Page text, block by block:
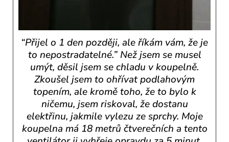
“Přijel o 1 den později, ale říkám vám, že je
to nepostradatelné.” Než jsem se musel
umýt, děsil jsem se chladu v koupelně.
Zkoušel jsem to ohřívat podlahovým
topením, ale kromě toho, že to bylo k
ničemu, jsem riskoval, že dostanu
elektřinu, jakmile vylezu ze sprchy. Moje
koupelna má 18 metrů čtverečních a tento